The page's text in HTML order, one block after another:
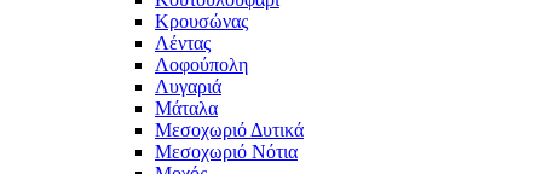
Κρουσώνας
Λέντας
Λοφούπολη
Λυγαριά
Μάταλα
Μεσοχωριό Δυτικά
Μεσοχωριό Νότια